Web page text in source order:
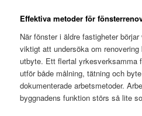
Effektiva metoder för
När fönster i äldre fastigheter
viktigt att undersöka om
utbyte. Ett flertal yrkesverksamma
utför både målning, tätning och
dokumenterade arbetsmetoder.
byggnadens funktion störs så lite